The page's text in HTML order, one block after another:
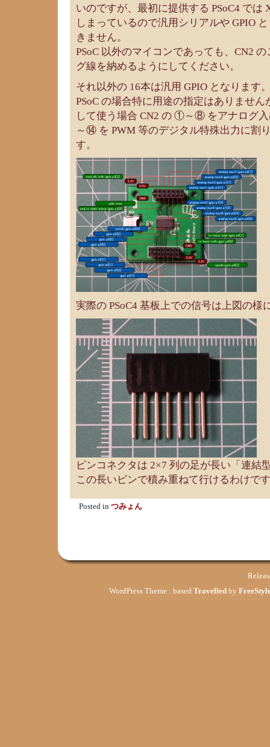
いのですが、最初に提供する PSoC4 では
しまっているので汎用シリアルや GPIO
きません。
PSoC 以外のマイコンであっても、CN2
グ線を納めるようにしてください。
それ以外の 16本は汎用 GPIO となります
PSoC の場合特に用途の指定はありません
して使う場合 CN2 の ①～⑧ をアナログ
～⑭ を PWM 等のデジタル特殊出力に割
す。
実際の PSoC4 基板上での信号は上図の様
ピンコネクタは 2×7 列の足が長い「連結
この長いピンで積み重ねて行けるわけで
Posted in つみょん
WordPress Theme : based Travelledby